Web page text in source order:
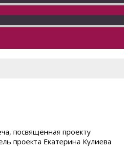
посвящённая проекту
проекта Екатерина Кулиева